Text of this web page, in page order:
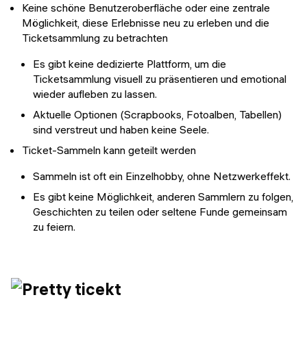
Keine schöne Benutzeroberfläche oder eine zentrale
Möglichkeit, diese Erlebnisse neu zu erleben und die
Ticketsammlung zu betrachten
Es gibt keine dedizierte Plattform, um die
Ticketsammlung visuell zu präsentieren und emotional
wieder aufleben zu lassen.
Aktuelle Optionen (Scrapbooks, Fotoalben, Tabellen)
sind verstreut und haben keine Seele.
Ticket-Sammeln kann geteilt werden
Sammeln ist oft ein Einzelhobby, ohne Netzwerkeffekt.
Es gibt keine Möglichkeit, anderen Sammlern zu folgen,
Geschichten zu teilen oder seltene Funde gemeinsam
zu feiern.